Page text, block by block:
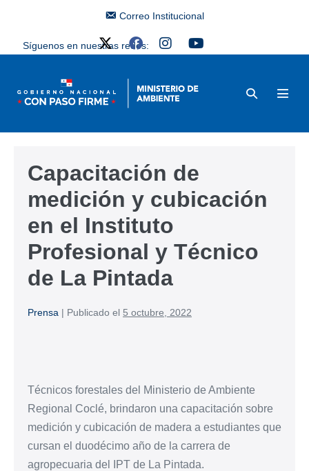
Correo Institucional
Síguenos en nuestras redes:
Capacitación de
medición y cubicación
en el Instituto
Profesional y Técnico
de La Pintada
Prensa | Publicado el 5 octubre, 2022
Técnicos forestales del Ministerio de Ambiente
Regional Coclé, brindaron una capacitación sobre
medición y cubicación de madera a estudiantes que
cursan el duodécimo año de la carrera de
agropecuaria del IPT de La Pintada.